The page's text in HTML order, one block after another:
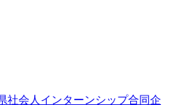
社会人インターンシップ合同企